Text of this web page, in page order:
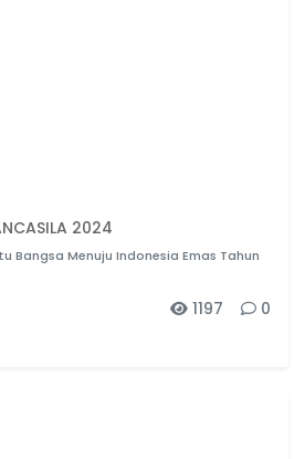
2024
Bangsa Menuju Indonesia Emas Tahun
0
1197